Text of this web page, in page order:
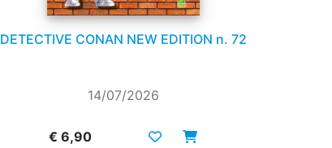
DETECTIVE CONAN NEW EDITION n. 72
14/07/2026
€ 6,90